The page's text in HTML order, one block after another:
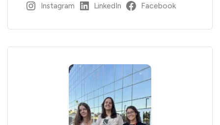
Instagram LinkedIn Facebook